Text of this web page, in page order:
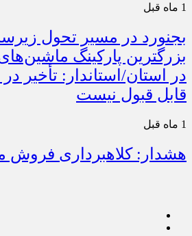
1 ماه قبل
بجنورد در مسیر تحول
بزرگترین پارکینگ
در استان/استاندار: تأخیر در
قابل قبول نیست
1 ماه قبل
هشدار: کلاهبرداری